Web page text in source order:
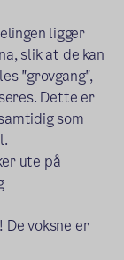
ligger
slik at de kan
"grovgang",
Dette er
som
ute på
voksne er